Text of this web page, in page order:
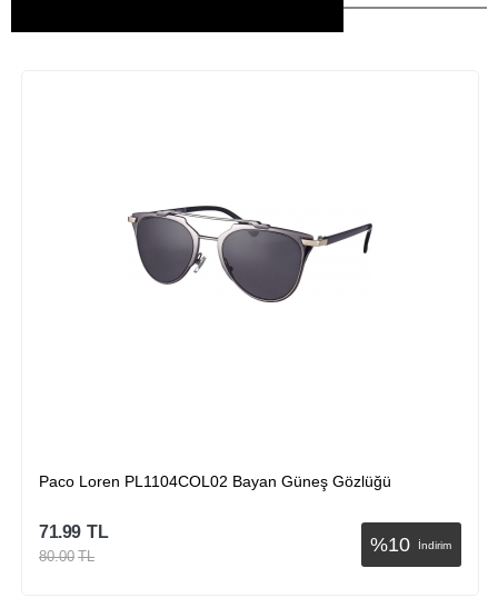
Paco Loren PL1103COL04 Bayan Güneş Gözlüğü
%10
71.99
80.00